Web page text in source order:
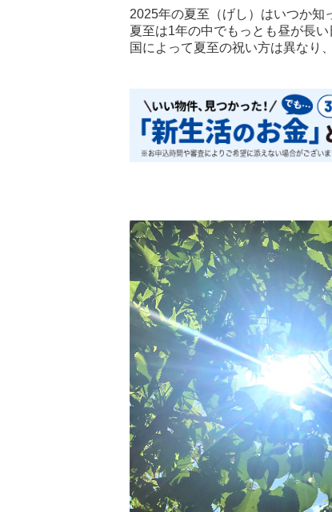
2025年の夏至（げし）はいつか知
夏至は1年の中でもっとも昼が長い
国によって夏至の祝い方は異なり